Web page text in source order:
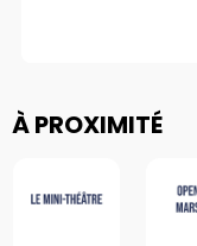
À PROXIMITÉ